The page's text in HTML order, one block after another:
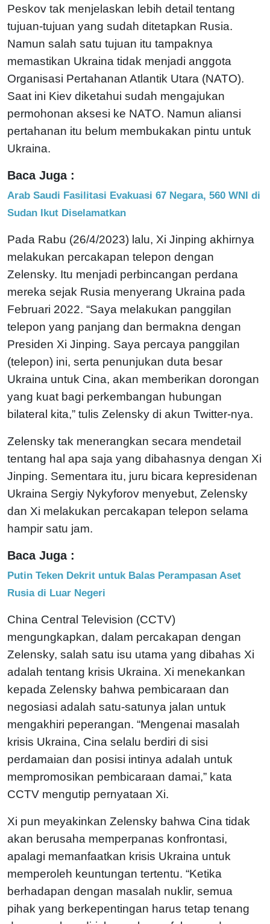
Peskov tak menjelaskan lebih detail tentang
tujuan-tujuan yang sudah ditetapkan Rusia.
Namun salah satu tujuan itu tampaknya
memastikan Ukraina tidak menjadi anggota
Organisasi Pertahanan Atlantik Utara (NATO).
Saat ini Kiev diketahui sudah mengajukan
permohonan aksesi ke NATO. Namun aliansi
pertahanan itu belum membukakan pintu untuk
Ukraina.
Baca Juga :
Arab Saudi Fasilitasi Evakuasi 67 Negara, 560 WNI di
Sudan Ikut Diselamatkan
Pada Rabu (26/4/2023) lalu, Xi Jinping akhirnya
melakukan percakapan telepon dengan
Zelensky. Itu menjadi perbincangan perdana
mereka sejak Rusia menyerang Ukraina pada
Februari 2022. “Saya melakukan panggilan
telepon yang panjang dan bermakna dengan
Presiden Xi Jinping. Saya percaya panggilan
(telepon) ini, serta penunjukan duta besar
Ukraina untuk Cina, akan memberikan dorongan
yang kuat bagi perkembangan hubungan
bilateral kita,” tulis Zelensky di akun Twitter-nya.
Zelensky tak menerangkan secara mendetail
tentang hal apa saja yang dibahasnya dengan Xi
Jinping. Sementara itu, juru bicara kepresidenan
Ukraina Sergiy Nykyforov menyebut, Zelensky
dan Xi melakukan percakapan telepon selama
hampir satu jam.
Baca Juga :
Putin Teken Dekrit untuk Balas Perampasan Aset
Rusia di Luar Negeri
China Central Television (CCTV)
mengungkapkan, dalam percakapan dengan
Zelensky, salah satu isu utama yang dibahas Xi
adalah tentang krisis Ukraina. Xi menekankan
kepada Zelensky bahwa pembicaraan dan
negosiasi adalah satu-satunya jalan untuk
mengakhiri peperangan. “Mengenai masalah
krisis Ukraina, Cina selalu berdiri di sisi
perdamaian dan posisi intinya adalah untuk
mempromosikan pembicaraan damai,” kata
CCTV mengutip pernyataan Xi.
Xi pun meyakinkan Zelensky bahwa Cina tidak
akan berusaha memperpanas konfrontasi,
apalagi memanfaatkan krisis Ukraina untuk
memperoleh keuntungan tertentu. “Ketika
berhadapan dengan masalah nuklir, semua
pihak yang berkepentingan harus tetap tenang